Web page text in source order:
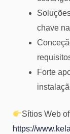
chave
Forte
Sítios Web
https://